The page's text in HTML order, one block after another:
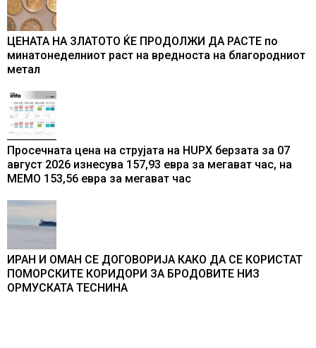
ЦЕНАТА НА ЗЛАТОТО ЌЕ ПРОДОЛЖИ ДА РАСТЕ по
минатонеделниот раст на вредноста на благородниот
метал
Просечната цена на струјата на HUPX берзата за 07
август 2026 изнесува 157,93 евра за мегават час, на
МЕМО 153,56 евра за мегават час
ИРАН И ОМАН СЕ ДОГОВОРИЈА КАКО ДА СЕ КОРИСТАТ
ПОМОРСКИТЕ КОРИДОРИ ЗА БРОДОВИТЕ НИЗ
ОРМУСКАТА ТЕСНИНА